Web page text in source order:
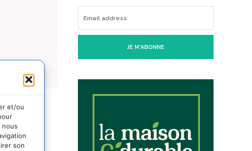
et/ou
nous
son
ou
JE M'ABONNE